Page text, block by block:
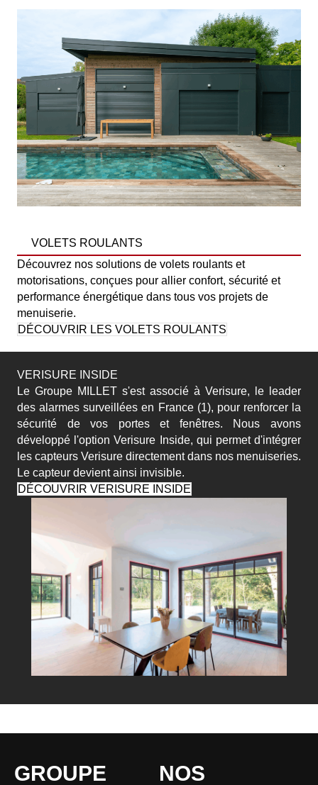
VOLETS ROULANTS
Découvrez nos solutions de volets roulants et
motorisations, conçues pour allier confort, sécurité et
performance énergétique dans tous vos projets de
menuiserie.
DÉCOUVRIR LES VOLETS ROULANTS
VERISURE INSIDE
Le Groupe MILLET s'est associé à Verisure, le leader
des alarmes surveillées en France (1), pour renforcer la
sécurité de vos portes et fenêtres. Nous avons
développé l'option Verisure Inside, qui permet d'intégrer
les capteurs Verisure directement dans nos menuiseries.
Le capteur devient ainsi invisible.
DÉCOUVRIR VERISURE INSIDE
GROUPE
NOS